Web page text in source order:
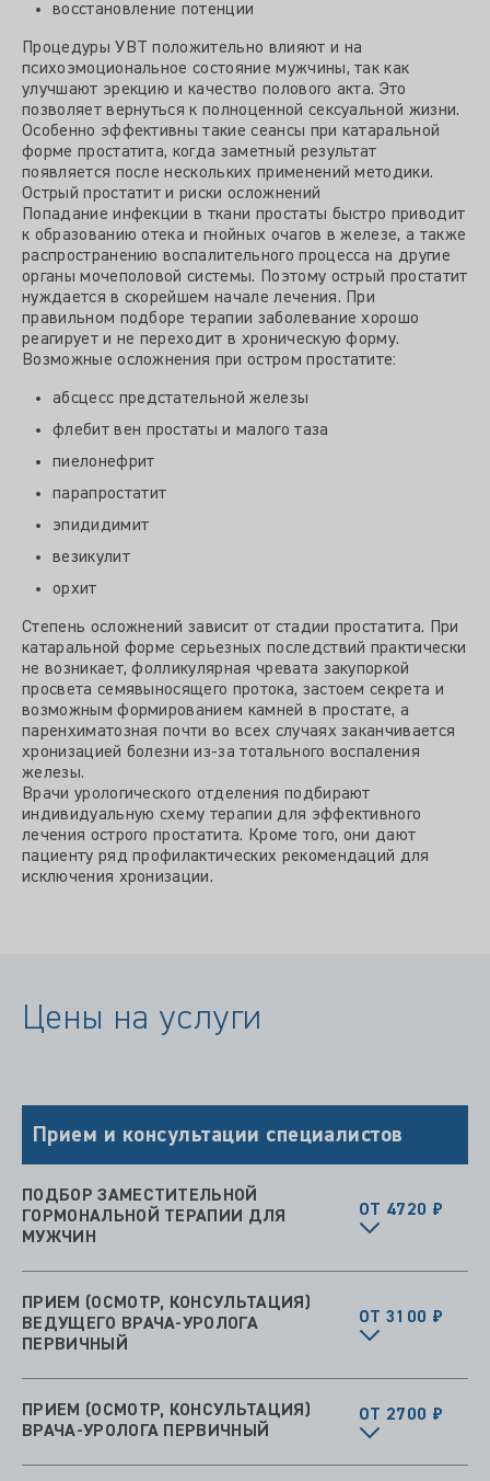
восстановление потенции
Процедуры УВТ положительно влияют и на
психоэмоциональное состояние мужчины, так как
улучшают эрекцию и качество полового акта. Это
позволяет вернуться к полноценной сексуальной жизни.
Особенно эффективны такие сеансы при катаральной
форме простатита, когда заметный результат
появляется после нескольких применений методики.
Острый простатит и риски осложнений
Попадание инфекции в ткани простаты быстро приводит
к образованию отека и гнойных очагов в железе, а также
распространению воспалительного процесса на другие
органы мочеполовой системы. Поэтому острый простатит
нуждается в скорейшем начале лечения. При
правильном подборе терапии заболевание хорошо
реагирует и не переходит в хроническую форму.
Возможные осложнения при остром простатите:
абсцесс предстательной железы
флебит вен простаты и малого таза
пиелонефрит
парапростатит
эпидидимит
везикулит
орхит
Степень осложнений зависит от стадии простатита. При
катаральной форме серьезных последствий практически
не возникает, фолликулярная чревата закупоркой
просвета семявыносящего протока, застоем секрета и
возможным формированием камней в простате, а
паренхиматозная почти во всех случаях заканчивается
хронизацией болезни из-за тотального воспаления
железы.
Врачи урологического отделения подбирают
индивидуальную схему терапии для эффективного
лечения острого простатита. Кроме того, они дают
пациенту ряд профилактических рекомендаций для
исключения хронизации.
Цены на услуги
Прием и консультации специалистов
ПОДБОР ЗАМЕСТИТЕЛЬНОЙ
ГОРМОНАЛЬНОЙ ТЕРАПИИ ДЛЯ
МУЖЧИН
ОТ 4720 ₽
ПРИЕМ (ОСМОТР, КОНСУЛЬТАЦИЯ)
ВЕДУЩЕГО ВРАЧА-УРОЛОГА
ПЕРВИЧНЫЙ
ОТ 3100 ₽
ПРИЕМ (ОСМОТР, КОНСУЛЬТАЦИЯ)
ВРАЧА-УРОЛОГА ПЕРВИЧНЫЙ
ОТ 2700 ₽